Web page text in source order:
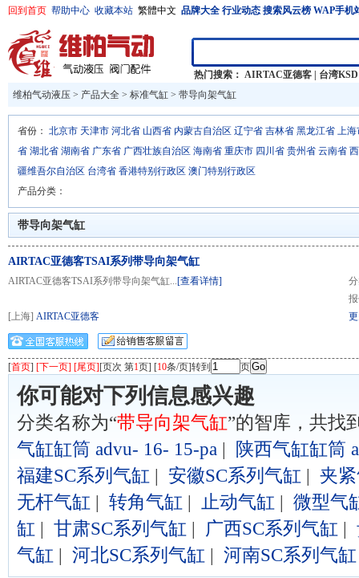
回到首页 帮助中心 收藏本站 繁體中文 品牌大全 行业动态 搜索风云榜 WAP手机
热门搜索： AIRTAC亚德客 台湾KSD
维柏气动液压 > 产品大全 > 标准气缸 > 带导向架气缸
省份： 北京市 天津市 河北省 山西省 内蒙古自治区 辽宁省 吉林省 黑龙江省 上海
省 湖北省 湖南省 广东省 广西壮族自治区 海南省 重庆市 四川省 贵州省 云南省
疆维吾尔自治区 台湾省 香港特别行政区 澳门特别行政区
产品分类：
带导向架气缸
AIRTAC亚德客TSAI系列带导向架气缸
AIRTAC亚德客TSAI系列带导向架气缸...[查看详情]
[上海] AIRTAC亚德客
[首页] [下一页] [尾页][页次 第1页] [10条/页]转到 页
你可能对下列信息感兴趣
分类名称为“带导向架气缸”的智库，共找
气缸缸筒 advu- 16- 15-pa |
陕西气缸缸筒
福建SC系列气缸 | 安徽SC系列气缸 | 夹
无杆气缸 | 转角气缸 | 止动气缸 | 微型气
缸 | 甘肃SC系列气缸 | 广西SC系列气缸 |
气缸 | 河北SC系列气缸 | 河南SC系列气缸